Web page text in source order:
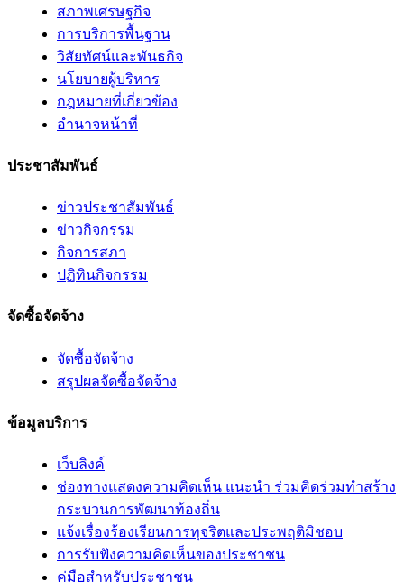
สภาพเศรษฐกิจ
การบริการพื้นฐาน
วิสัยทัศน์และพันธกิจ
นโยบายผู้บริหาร
กฎหมายที่เกี่ยวข้อง
อํานาจหน้าที่
ประชาสัมพันธ์
ข่าวประชาสัมพันธ์
ข่าวกิจกรรม
กิจการสภา
ปฏิทินกิจกรรม
จัดซื้อจัดจ้าง
จัดซื้อจัดจ้าง
สรุปผลจัดซื้อจัดจ้าง
ข้อมูลบริการ
เว็บลิงค์
ช่องทางแสดงความคิดเห็น แนะนำ ร่วมคิดร่วมทำสร้าง
กระบวนการพัฒนาท้องถิ่น
แจ้งเรื่องร้องเรียนการทุจริตและประพฤติมิชอบ
การรับฟังความคิดเห็นของประชาชน
คู่มือสำหรับประชาชน